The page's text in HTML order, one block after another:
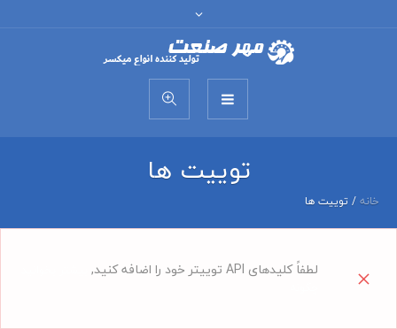
توییت ها
خانه/ توییت ها
لطفاً کلیدهای API توییتر خود را اضافه کنید,